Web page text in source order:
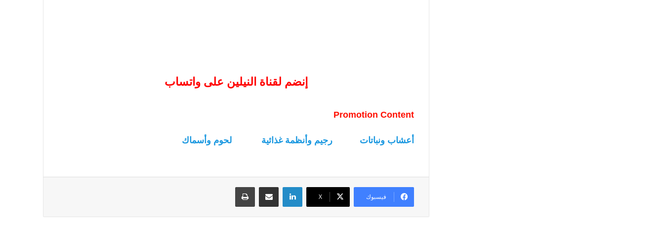
إنضم لقناة النيلين على واتساب
Promotion Content
أعشاب ونباتات رجيم وأنظمة غذائية لحوم وأسماك
فيسبوك ‫X
لينكدإن